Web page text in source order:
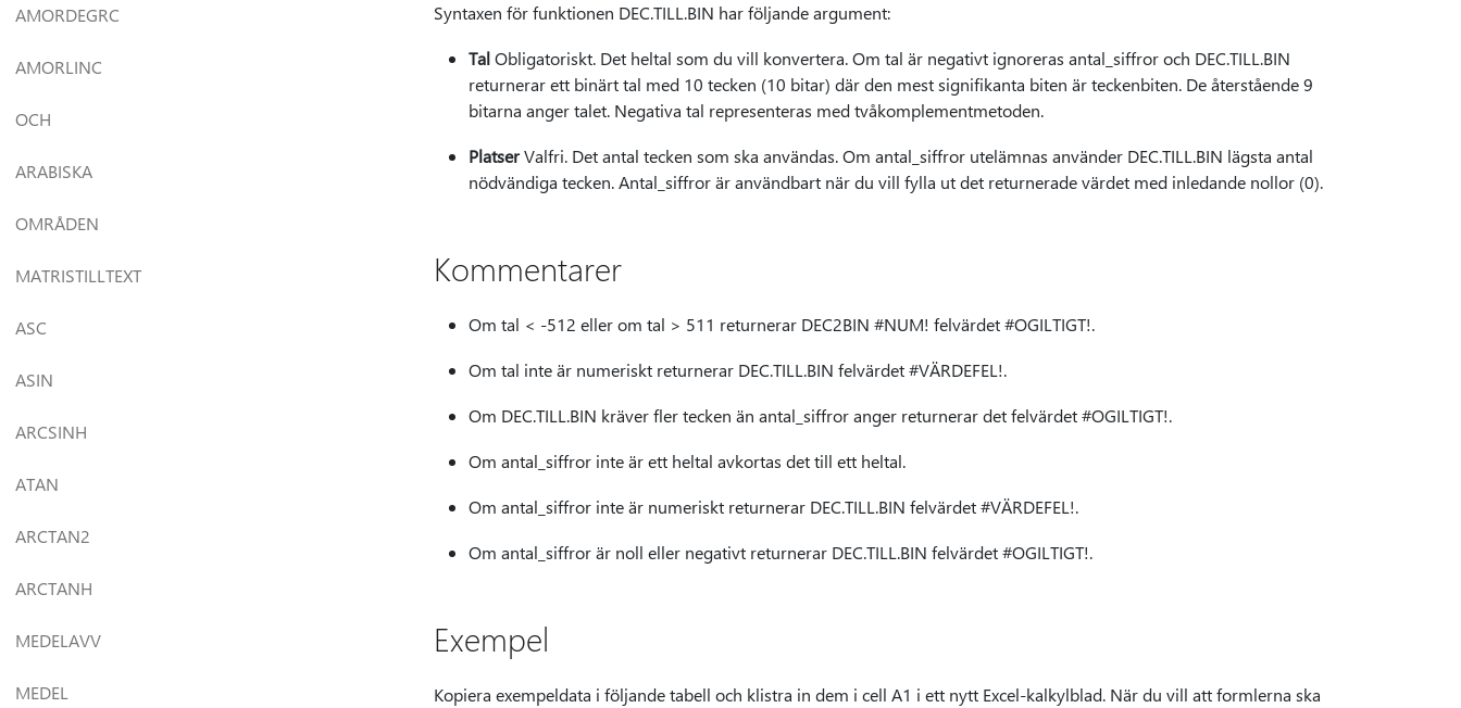
AMORDEGRC
AMORLINC
OCH
ARABISKA
OMRÅDEN
MATRISTILLTEXT
ASC
ASIN
ARCSINH
ATAN
ARCTAN2
ARCTANH
MEDELAVV
MEDEL
Syntaxen för funktionen DEC.TILL.BIN har följande argument:
TalObligatoriskt. Det heltal som du vill konvertera. Om tal är negativt ignoreras antal_siffror och DEC.TILL.BIN
returnerar ett binärt tal med 10 tecken (10 bitar) där den mest signifikanta biten är teckenbiten. De återstående 9
bitarna anger talet. Negativa tal representeras med tvåkomplementmetoden.
PlatserValfri. Det antal tecken som ska användas. Om antal_siffror utelämnas använder DEC.TILL.BIN lägsta antal
nödvändiga tecken. Antal_siffror är användbart när du vill fylla ut det returnerade värdet med inledande nollor (0).
Kommentarer
Om tal < -512 eller om tal > 511 returnerar DEC2BIN #NUM! felvärdet #OGILTIGT!.
Om tal inte är numeriskt returnerar DEC.TILL.BIN felvärdet #VÄRDEFEL!.
Om DEC.TILL.BIN kräver fler tecken än antal_siffror anger returnerar det felvärdet #OGILTIGT!.
Om antal_siffror inte är ett heltal avkortas det till ett heltal.
Om antal_siffror inte är numeriskt returnerar DEC.TILL.BIN felvärdet #VÄRDEFEL!.
Om antal_siffror är noll eller negativt returnerar DEC.TILL.BIN felvärdet #OGILTIGT!.
Exempel
Kopiera exempeldata i följande tabell och klistra in dem i cell A1 i ett nytt Excel-kalkylblad. När du vill att formlerna ska